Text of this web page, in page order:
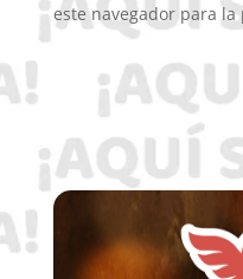
este navegador para